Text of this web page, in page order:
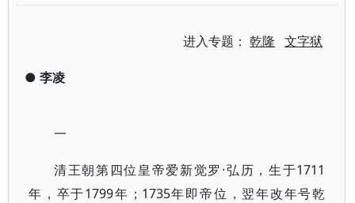
进入专题：乾隆 文字狱
● 李凌
一
清王朝第四位皇帝爱新觉罗·弘历，生于1711
年，卒于1799年；1735年即帝位，翌年改年号乾